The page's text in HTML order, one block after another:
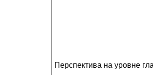
Перспектива на уровне